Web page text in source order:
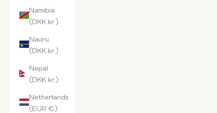
Namibia
(DKK kr.)
Nauru
(DKK kr.)
Nepal
(DKK kr.)
Netherlands
(EUR €)